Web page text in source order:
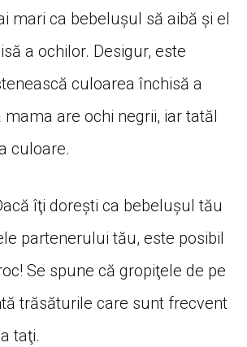
mari ca bebeluşul să aibă şi el
a ochilor. Desigur, este
culoarea închisă a
mama are ochi negrii, iar tatăl
culoare.
îţi doreşti ca bebeluşul tău
partenerului tău, este posibil
Se spune că gropiţele de pe
trăsăturile care sunt frecvent
taţi.